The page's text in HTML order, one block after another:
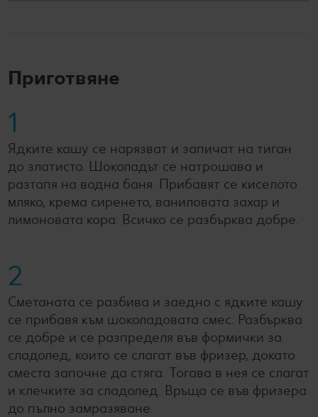
Приготвяне
1
Ядките кашу се нарязват и запичат на тиган
до златисто. Шоколадът се натрошава и
разтапя на водна баня. Прибавят се киселото
мляко, крема сиренето, ваниловата захар и
лимоновата кора. Всичко се разбърква добре.
2
Сметаната се разбива и заедно с ядките кашу
се прибавя към шоколадовата смес. Разбърква
се добре и се разпределя във формички за
сладолед, които се слагат във фризер, докато
сместа започне да стяга. Тогава в нея се слагат
и клечките за сладолед. Връща се във фризера
до пълно замразяване.